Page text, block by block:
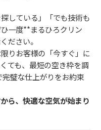
している」「でも技術も
一度**まるひろクリン
ださい。
りお客様の「今すぐ」に
ても、最短の空き枠を調
璧な仕上がりをお約束
ら、快適な空気が始まり